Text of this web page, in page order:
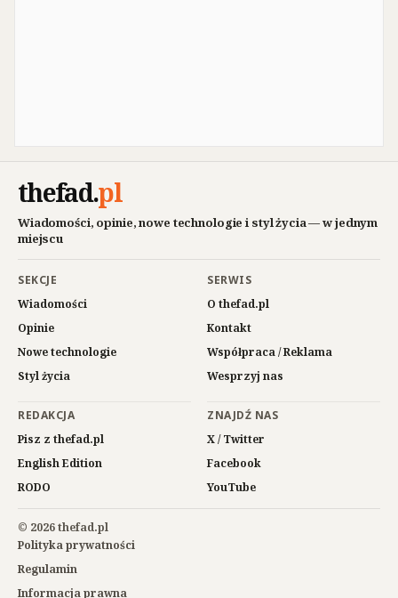
thefad.pl
Wiadomości, opinie, nowe technologie i styl życia — w jednym
miejscu
SEKCJE
Wiadomości
Opinie
Nowe technologie
Styl życia
SERWIS
O thefad.pl
Kontakt
Współpraca / Reklama
Wesprzyj nas
REDAKCJA
Pisz z thefad.pl
English Edition
RODO
ZNAJDŹ NAS
X / Twitter
Facebook
YouTube
© 2026 thefad.pl
Polityka prywatności
Regulamin
Informacja prawna